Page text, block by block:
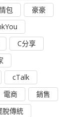
包
豪豪
C分享
cTalk
電商
銷售
脫傳統